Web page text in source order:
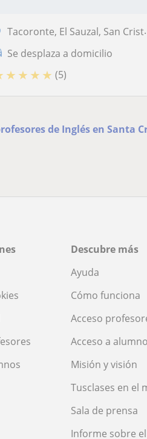
Tacoronte, El Sauzal, San Cristóbal de la Laguna, Tegueste, La Matanza...
Se desplaza a domicilio
★ ★ ★ ★ (5)
de Inglés en Santa
Descubre más
Ayuda
Cómo funciona
Acceso
Acceso a
Misión y visión
Tusclases en el
Sala de prensa
Informe sobre